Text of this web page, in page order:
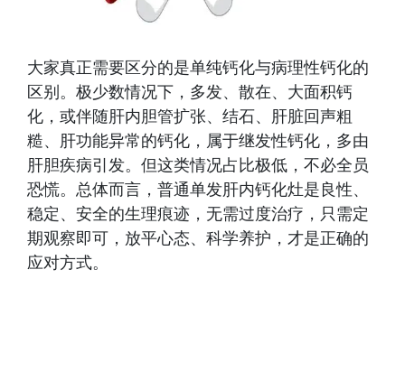
大家真正需要区分的是单纯钙化与病理性钙化的
区别。极少数情况下，多发、散在、大面积钙
化，或伴随肝内胆管扩张、结石、肝脏回声粗
糙、肝功能异常的钙化，属于继发性钙化，多由
肝胆疾病引发。但这类情况占比极低，不必全员
恐慌。总体而言，普通单发肝内钙化灶是良性、
稳定、安全的生理痕迹，无需过度治疗，只需定
期观察即可，放平心态、科学养护，才是正确的
应对方式。